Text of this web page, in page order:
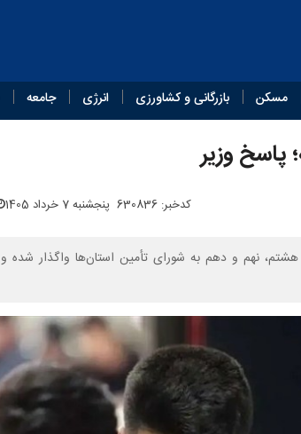
مسکن بازرگانی و کشاورزی انرژی جامعه
پاسخ وزیر
کدخبر: 630836 پنجشنبه 7 خرداد 1405
نهم و دهم به شورای تأمین استان‌ها واگذار شده و